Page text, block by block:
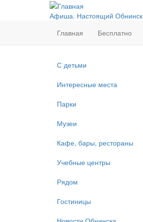
Афиша. Настоящий Обнинск
Главная
Бесплатно
С детьми
Интересные места
Парки
Музеи
Кафе, бары, рестораны
Учебные центры
Рядом
Гостиницы